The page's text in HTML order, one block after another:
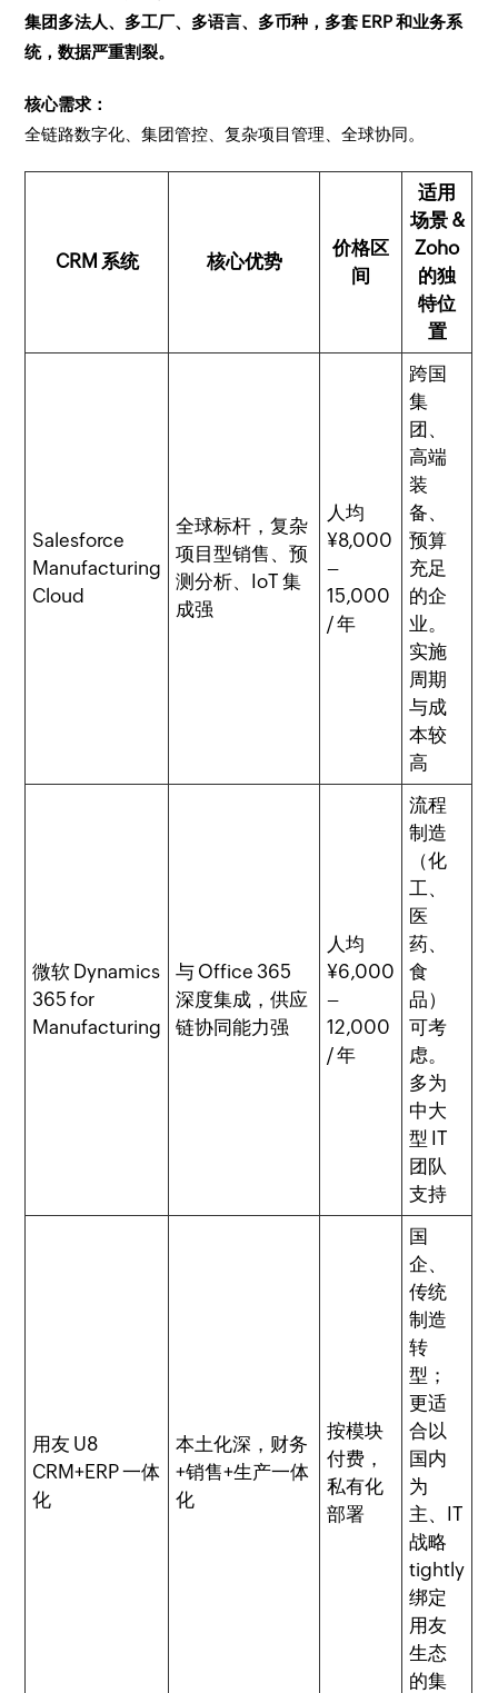
集团多法人、多工厂、多语言、多币种，多套 ERP 和业务系
统，数据严重割裂。
核心需求：
全链路数字化、集团管控、复杂项目管理、全球协同。
CRM 系统 核心优势
价格区
间
适用
场景 &
Zoho
的独
特位
置
Salesforce
Manufacturing
Cloud
全球标杆，复杂
项目型销售、预
测分析、IoT 集
成强
人均
¥8,000
–
15,000
/ 年
跨国
集
团、
高端
装
备、
预算
充足
的企
业。
实施
周期
与成
本较
高
微软 Dynamics
365 for
Manufacturing
与 Office 365
深度集成，供应
链协同能力强
人均
¥6,000
–
12,000
/ 年
流程
制造
（化
工、
医
药、
食
品）
可考
虑。
多为
中大
型 IT
团队
支持
用友 U8
CRM+ERP 一体
化
本土化深，财务
+销售+生产一体
化
按模块
付费，
私有化
部署
国
企、
传统
制造
转
型；
更适
合以
国内
为
主、IT
战略
tightly
绑定
用友
生态
的集